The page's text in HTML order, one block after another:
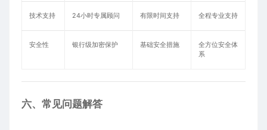
技术支持 24小时专属顾问 有限时间支持 全程专业支持
安全性 银行级加密保护 基础安全措施
全方位安全体
系
六、常见问题解答